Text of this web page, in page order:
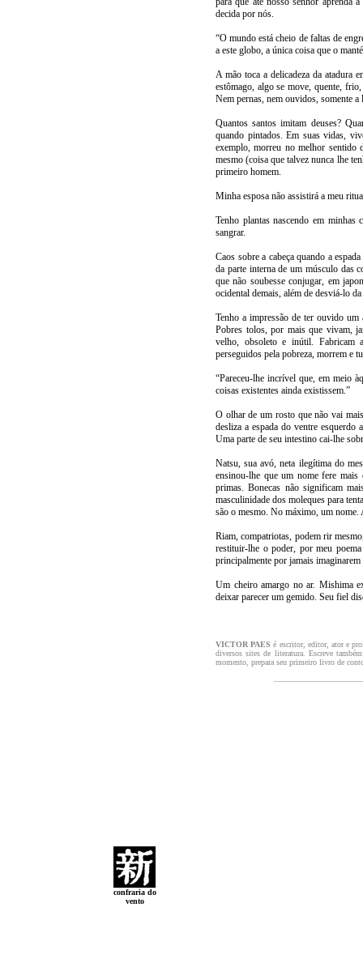
decida por nós.
“O mundo está cheio de faltas de
a este globo, a única coisa que o
A mão toca a delicadeza da atadura
estômago, algo se move, quente,
Nem pernas, nem ouvidos, somente a
Quantos santos imitam deuses?
quando pintados. Em suas vidas,
exemplo, morreu no melhor sentido
mesmo (coisa que talvez nunca lhe
primeiro homem.
Minha esposa não assistirá a meu
Tenho plantas nascendo em
sangrar.
Caos sobre a cabeça quando a
da parte interna de um músculo das
que não soubesse conjugar, em
ocidental demais, além de desviá-lo
Tenho a impressão de ter ouvido
Pobres tolos, por mais que vivam,
velho, obsoleto e inútil. Fabricam
perseguidos pela pobreza, morrem e
“Pareceu-lhe incrível que, em meio
coisas existentes ainda existissem.”
O olhar de um rosto que não vai
desliza a espada do ventre
Uma parte de seu intestino cai-lhe
Natsu, sua avó, neta ilegítima do
ensinou-lhe que um nome fere
primas. Bonecas não significam
masculinidade dos moleques para
são o mesmo. No máximo, um nome.
Riam, compatriotas, podem rir
restituir-lhe o poder, por meu
principalmente por jamais
Um cheiro amargo no ar. Mishima
deixar parecer um gemido. Seu fiel
VICTOR PAES é escritor, editor, ator e
diversos sites de literatura. Escreve
momento, prepara seu primeiro livro de
confraria do
vento